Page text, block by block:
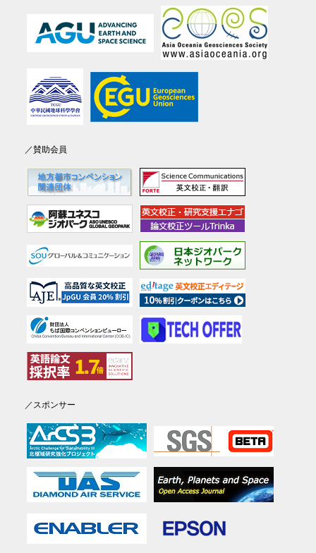
／賛助会員
／スポンサー